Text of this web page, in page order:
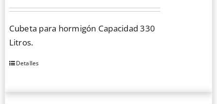
Cubeta para hormigón Capacidad 330
Litros.
Detalles